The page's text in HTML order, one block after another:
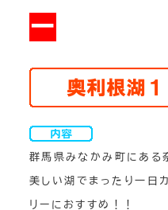
ー
群馬県みなかみ町にある
美しい湖でまったり一日
リーにおすすめ！！